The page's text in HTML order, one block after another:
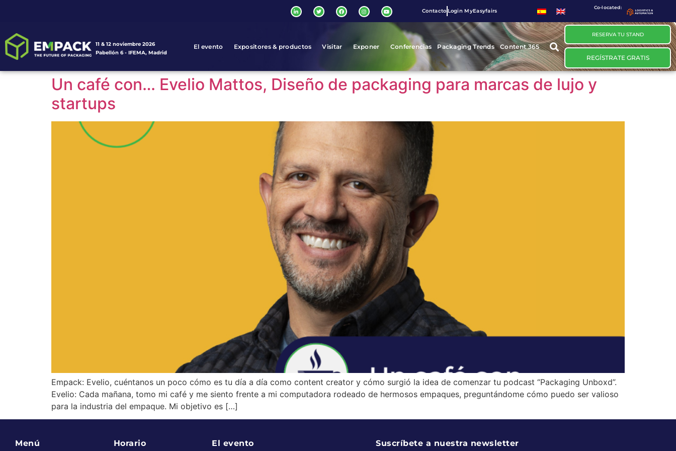
Contacto Login MyEasyfairs
Co-located:
11 & 12 noviembre 2026
Pabellón 6 - IFEMA, Madrid
El evento Expositores & productos Visitar Exponer Conferencias Packaging Trends Content 365
RESERVA TU STAND
REGÍSTRATE GRATIS
Un café con… Evelio Mattos, Diseño de packaging para marcas de lujo y
startups
Empack: Evelio, cuéntanos un poco cómo es tu día a día como content creator y cómo surgió la idea de comenzar tu podcast “Packaging Unboxd”.
Evelio: Cada mañana, tomo mi café y me siento frente a mi computadora rodeado de hermosos empaques, preguntándome cómo puedo ser valioso
para la industria del empaque. Mi objetivo es […]
Menú Horario El evento Suscríbete a nuestra newsletter